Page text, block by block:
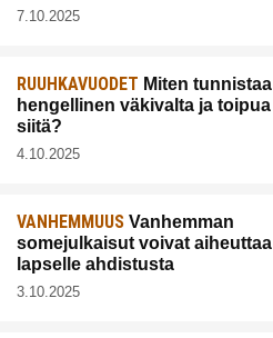
7.10.2025
RUUHKAVUODET Miten tunnistaa
hengellinen väkivalta ja toipua
siitä?
4.10.2025
VANHEMMUUS Vanhemman
somejulkaisut voivat aiheuttaa
lapselle ahdistusta
3.10.2025